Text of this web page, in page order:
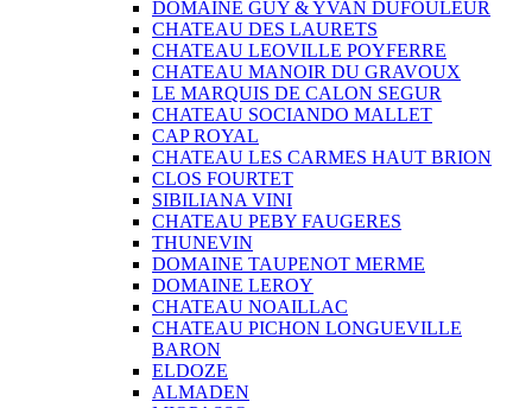
DOMAINE GUY & YVAN DUFOULEUR
CHATEAU DES LAURETS
CHATEAU LEOVILLE POYFERRE
CHATEAU MANOIR DU GRAVOUX
LE MARQUIS DE CALON SEGUR
CHATEAU SOCIANDO MALLET
CAP ROYAL
CHATEAU LES CARMES HAUT BRION
CLOS FOURTET
SIBILIANA VINI
CHATEAU PEBY FAUGERES
THUNEVIN
DOMAINE TAUPENOT MERME
DOMAINE LEROY
CHATEAU NOAILLAC
CHATEAU PICHON LONGUEVILLE
BARON
ELDOZE
ALMADEN